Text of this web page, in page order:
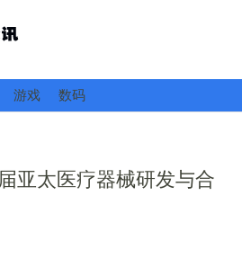
游戏 数码
亚太医疗器械研发与合